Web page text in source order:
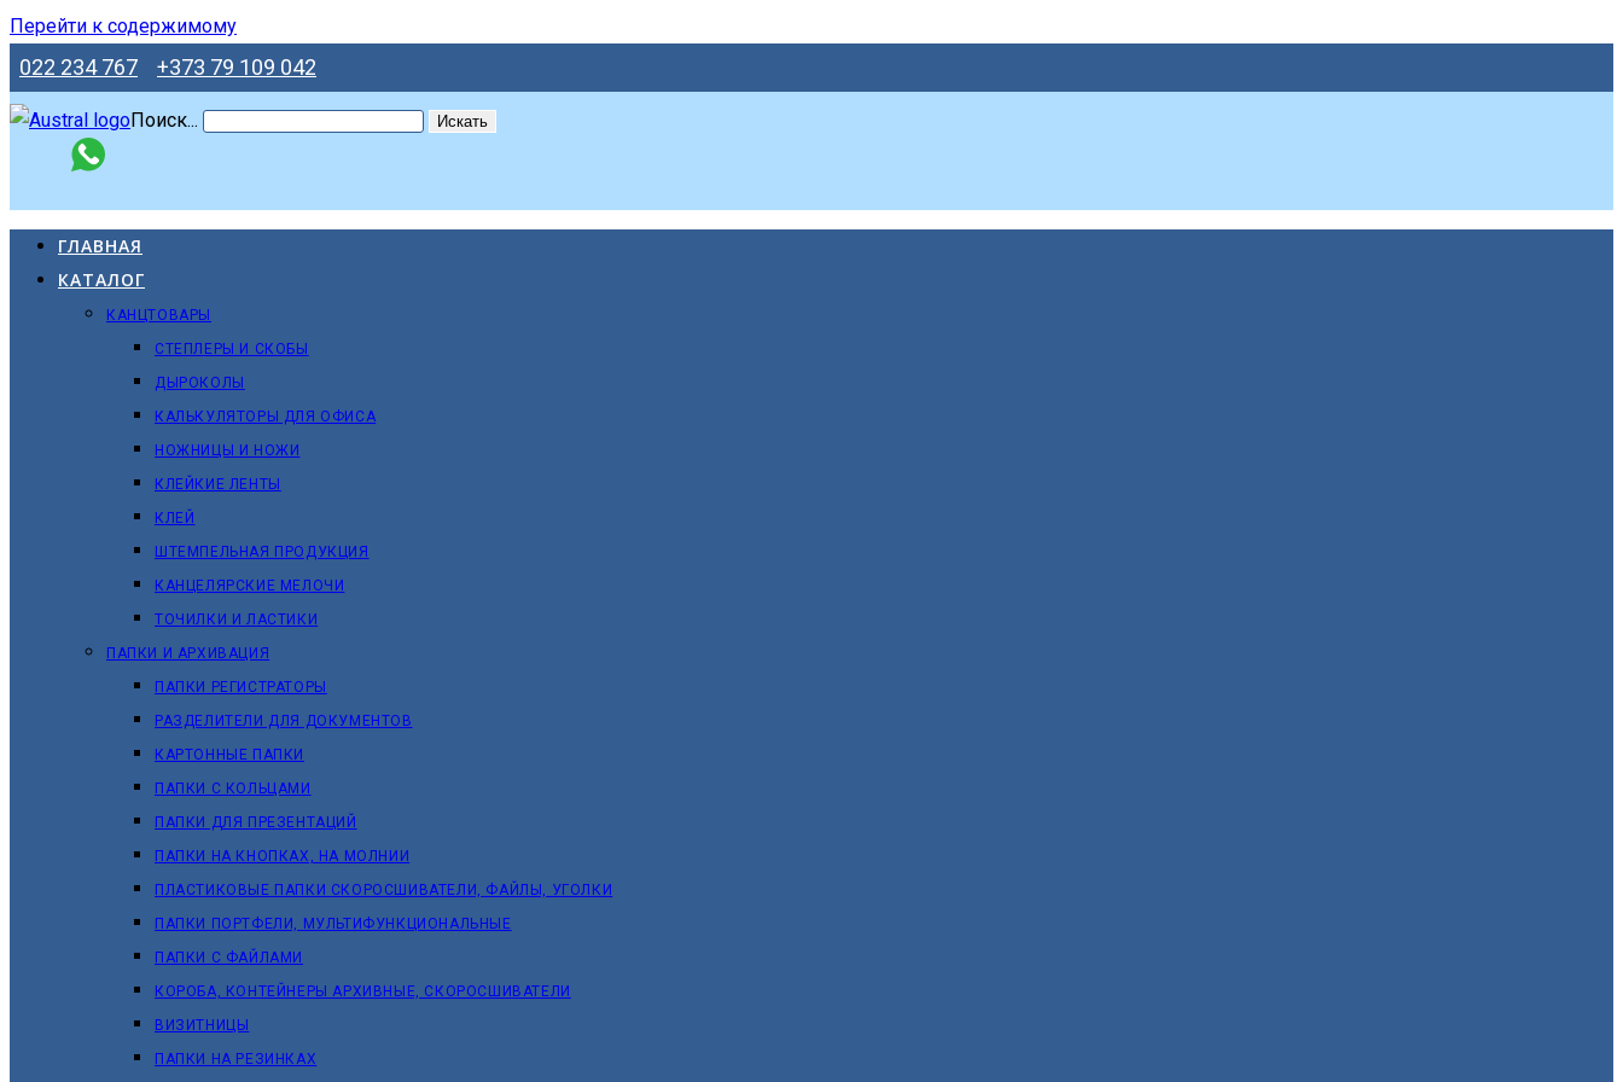
Перейти к содержимому
022 234 767 +373 79 109 042
Поиск... Искать
ГЛАВНАЯ
КАТАЛОГ
КАНЦТОВАРЫ
СТЕПЛЕРЫ И СКОБЫ
ДЫРОКОЛЫ
КАЛЬКУЛЯТОРЫ ДЛЯ ОФИСА
НОЖНИЦЫ И НОЖИ
КЛЕЙКИЕ ЛЕНТЫ
КЛЕЙ
ШТЕМПЕЛЬНАЯ ПРОДУКЦИЯ
КАНЦЕЛЯРСКИЕ МЕЛОЧИ
ТОЧИЛКИ И ЛАСТИКИ
ПАПКИ И АРХИВАЦИЯ
ПАПКИ РЕГИСТРАТОРЫ
РАЗДЕЛИТЕЛИ ДЛЯ ДОКУМЕНТОВ
КАРТОННЫЕ ПАПКИ
ПАПКИ С КОЛЬЦАМИ
ПАПКИ ДЛЯ ПРЕЗЕНТАЦИЙ
ПАПКИ НА КНОПКАХ, НА МОЛНИИ
ПЛАСТИКОВЫЕ ПАПКИ СКОРОСШИВАТЕЛИ, ФАЙЛЫ, УГОЛКИ
ПАПКИ ПОРТФЕЛИ, МУЛЬТИФУНКЦИОНАЛЬНЫЕ
ПАПКИ С ФАЙЛАМИ
КОРОБА, КОНТЕЙНЕРЫ АРХИВНЫЕ, СКОРОСШИВАТЕЛИ
ВИЗИТНИЦЫ
ПАПКИ НА РЕЗИНКАХ